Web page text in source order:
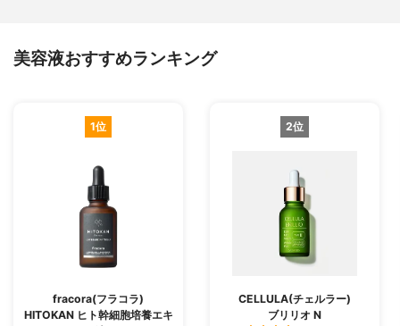
美容液おすすめランキング
1位
fracora(フラコラ)
HITOKAN ヒト幹細胞培養エキ
2位
CELLULA(チェルラー)
ブリリオ N